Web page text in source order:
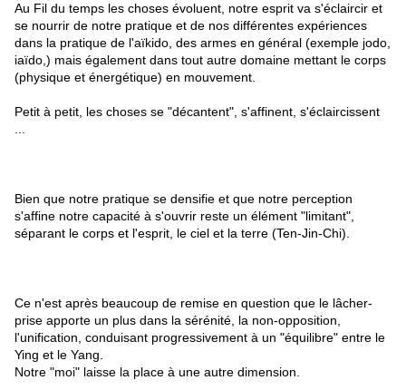
Au Fil du temps les choses évoluent, notre esprit va s'éclaircir et
se nourrir de notre pratique et de nos différentes expériences
dans la pratique de l'aïkido, des armes en général (exemple jodo,
iaïdo,) mais également dans tout autre domaine mettant le corps
(physique et énergétique) en mouvement.
Petit à petit, les choses se "décantent", s'affinent, s'éclaircissent
Bien que notre pratique se densifie et que notre perception
s'affine notre capacité à s'ouvrir reste un élément "limitant",
séparant le corps et l'esprit, le ciel et la terre (Ten-Jin-Chi).
Ce n'est après beaucoup de remise en question que le lâcher-
prise apporte un plus dans la sérénité, la non-opposition,
l'unification, conduisant progressivement à un "équilibre" entre le
Ying et le Yang.
Notre "moi" laisse la place à une autre dimension.